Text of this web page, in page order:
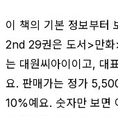
이 책의 기본 정보부터
2nd 29권은 도서>만화
는 대원씨아이이고, 대
요. 판매가는 정가
10%예요. 숫자만 보면